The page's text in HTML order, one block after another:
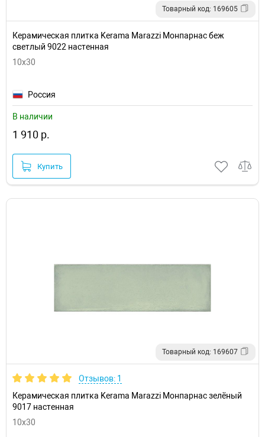
Товарный код: 169605
Керамическая плитка Kerama Marazzi Монпарнас беж
светлый 9022 настенная
10x30
Россия
В наличии
1 910 р.
Купить
Товарный код: 169607
Отзывов: 1
Керамическая плитка Kerama Marazzi Монпарнас зелёный
9017 настенная
10x30